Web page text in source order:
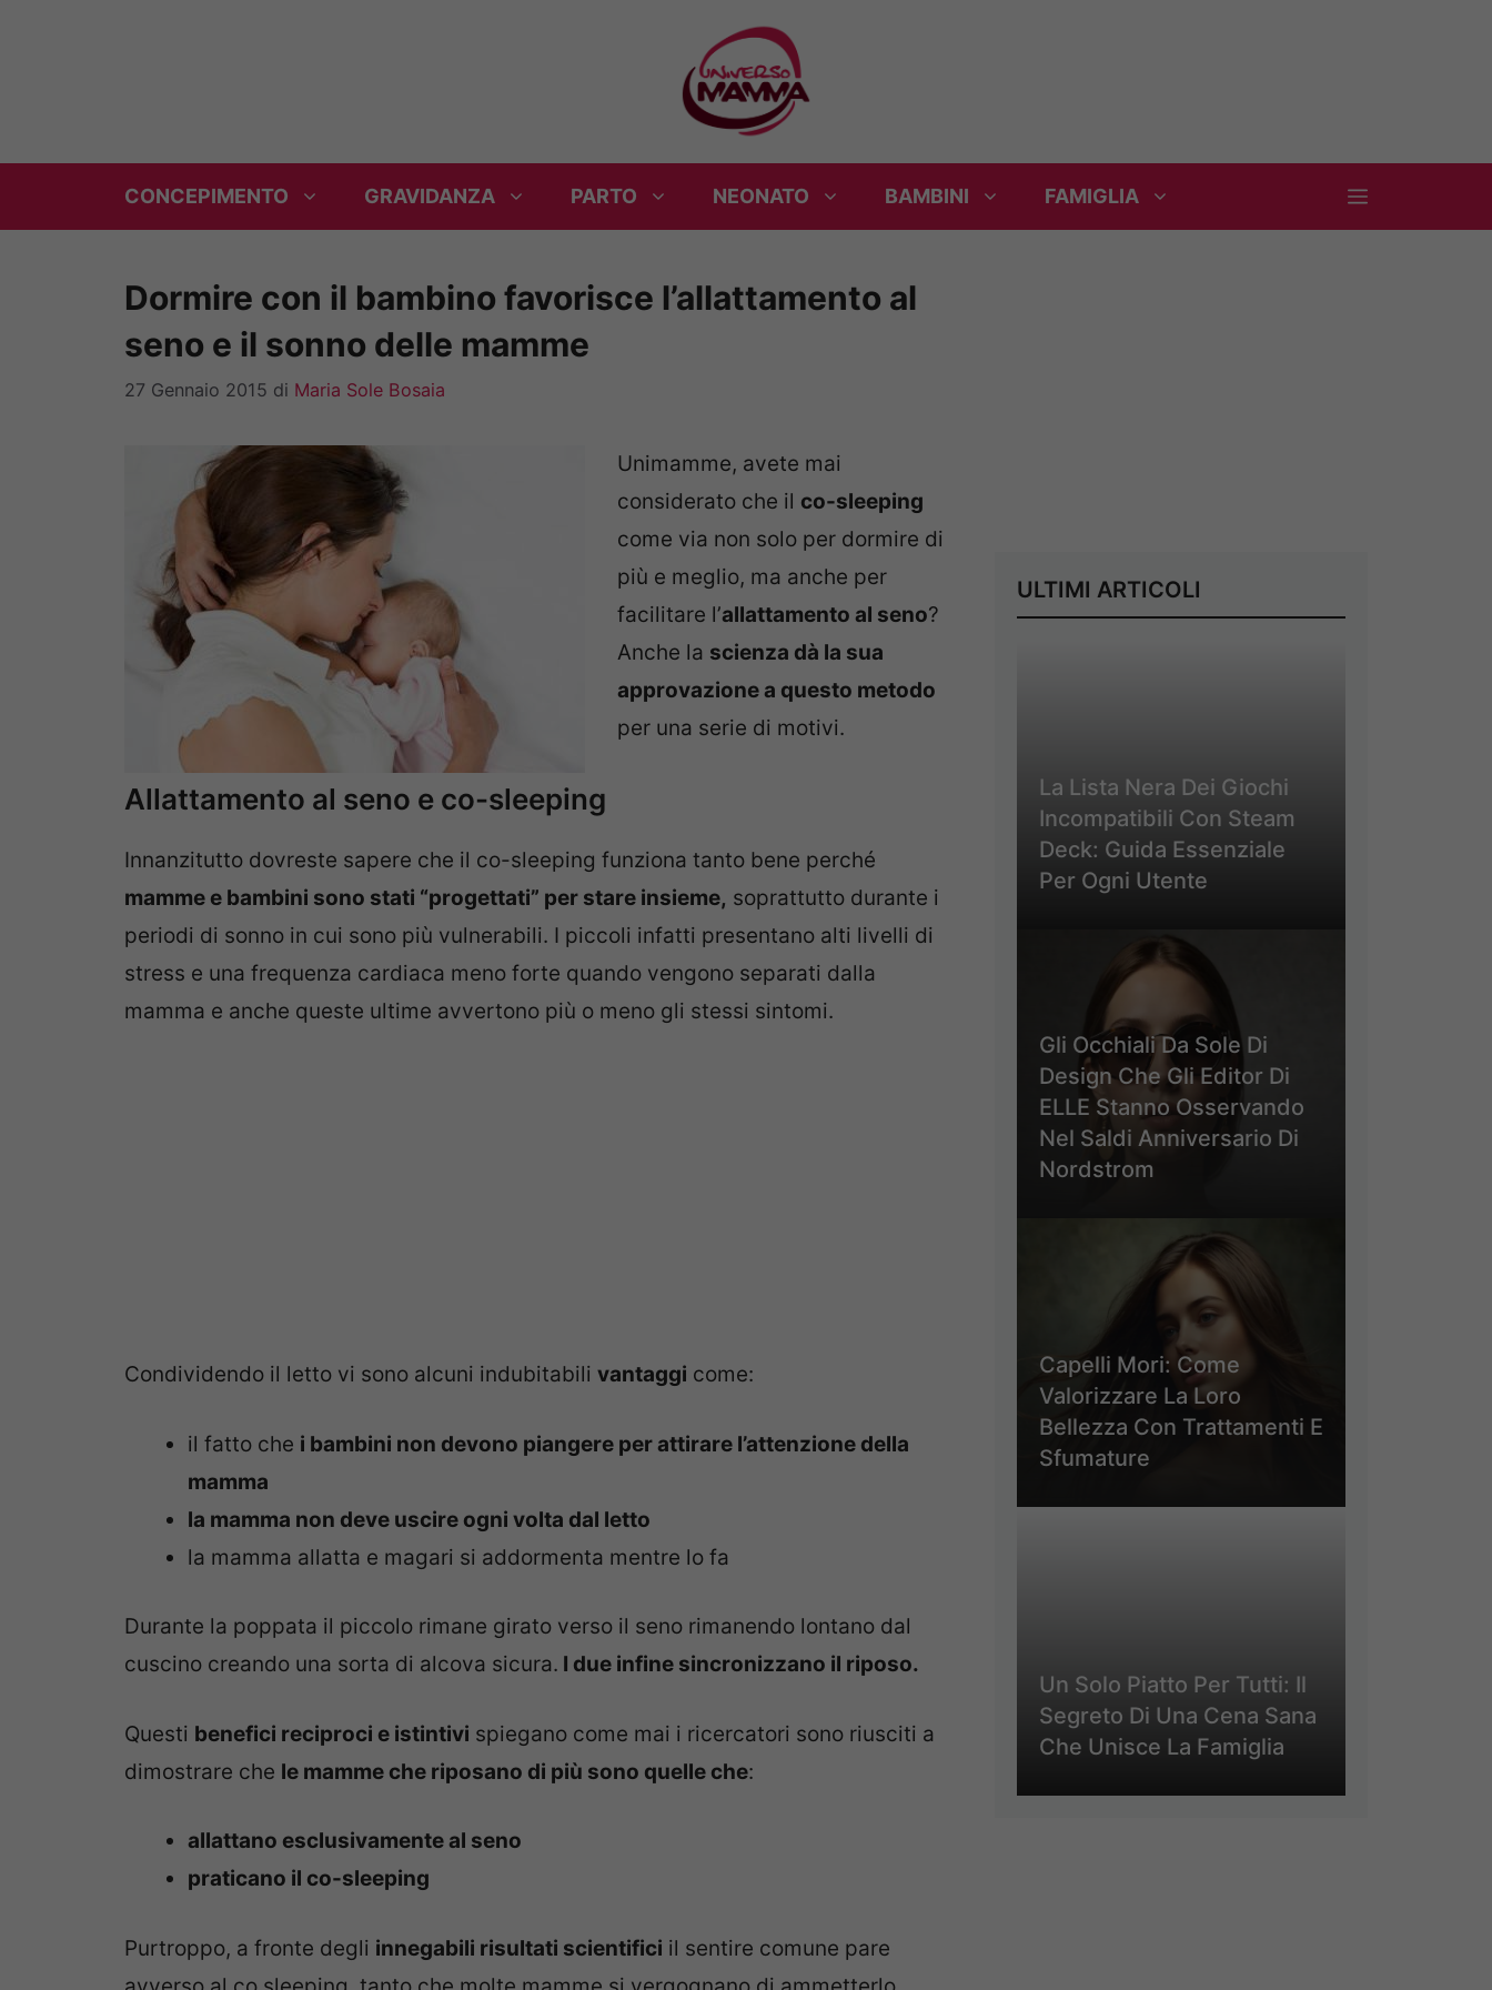
CONCEPIMENTO GRAVIDANZA PARTO NEONATO BAMBINI FAMIGLIA
Dormire con il bambino favorisce l’allattamento al
seno e il sonno delle mamme
27 Gennaio 2015 di Maria Sole Bosaia
Unimamme, avete mai
considerato che il co-sleeping
come via non solo per dormire di
più e meglio, ma anche per
facilitare l’allattamento al seno?
Anche la scienza dà la sua
approvazione a questo metodo
per una serie di motivi.
Allattamento al seno e co-sleeping
Innanzitutto dovreste sapere che il co-sleeping funziona tanto bene perché
mamme e bambini sono stati “progettati” per stare insieme, soprattutto durante i
periodi di sonno in cui sono più vulnerabili. I piccoli infatti presentano alti livelli di
stress e una frequenza cardiaca meno forte quando vengono separati dalla
mamma e anche queste ultime avvertono più o meno gli stessi sintomi.
Condividendo il letto vi sono alcuni indubitabili vantaggi come:
il fatto che i bambini non devono piangere per attirare l’attenzione della
mamma
la mamma non deve uscire ogni volta dal letto
la mamma allatta e magari si addormenta mentre lo fa
Durante la poppata il piccolo rimane girato verso il seno rimanendo lontano dal
cuscino creando una sorta di alcova sicura. I due infine sincronizzano il riposo.
Questi benefici reciproci e istintivi spiegano come mai i ricercatori sono riusciti a
dimostrare che le mamme che riposano di più sono quelle che:
allattano esclusivamente al seno
praticano il co-sleeping
Purtroppo, a fronte degli innegabili risultati scientifici il sentire comune pare
ULTIMI ARTICOLI
La Lista Nera Dei Giochi
Incompatibili Con Steam
Deck: Guida Essenziale
Per Ogni Utente
Gli Occhiali Da Sole Di
Design Che Gli Editor Di
ELLE Stanno Osservando
Nel Saldi Anniversario Di
Nordstrom
Capelli Mori: Come
Valorizzare La Loro
Bellezza Con Trattamenti E
Sfumature
Un Solo Piatto Per Tutti: Il
Segreto Di Una Cena Sana
Che Unisce La Famiglia